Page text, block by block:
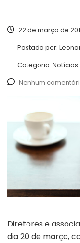
22 de março de
Postado por:
Categoria: Notícias
Nenhum
Diretores e
dia 20 de março,